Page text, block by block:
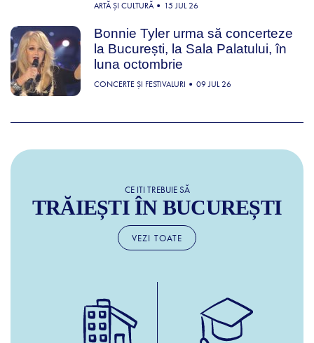
ARTĂ ȘI CULTURĂ 15 JUL 26
Bonnie Tyler urma să concerteze
la București, la Sala Palatului, în
luna octombrie
CONCERTE ȘI FESTIVALURI 09 JUL 26
CE ITI TREBUIE SĂ
TRĂIEȘTI ÎN BUCUREȘTI
VEZI TOATE